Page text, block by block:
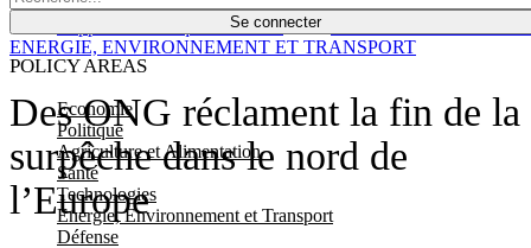
Se connecter
POLICY AREAS
Economie
Politique
Agriculture et Alimentation
Santé
Technologies
Energie, Environnement et Transport
Défense
Économie
Des ONG réclament la fin de la
surpêche dans le nord de
l’Europe
ENERGIE, ENVIRONNEMENT ET TRANSPORT